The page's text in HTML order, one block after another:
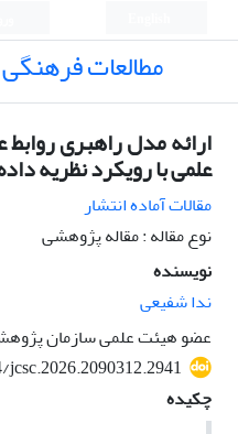
مطالعات
ارائه مدل راهبری
علمی با رویکرد نظریه
مقالات آماده انتشار
نوع مقاله : مقاله پژوهشی
نویسنده
ندا شفیعی
عضو هیئت علمی سازمان
jcsc.2026.2090312.2941
چکیده